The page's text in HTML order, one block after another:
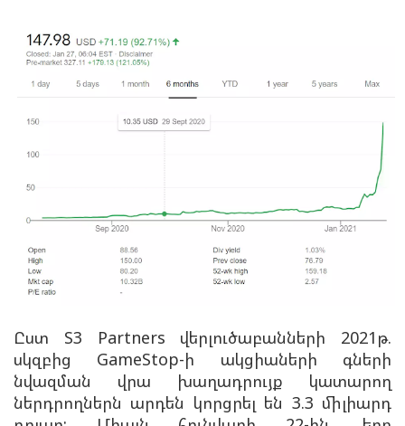
Ըստ S3 Partners վերլուծաբանների 2021թ.
սկզբից GameStop-ի ակցիաների գների
նվազման վրա խաղադրույք կատարող
ներդրողներն արդեն կորցրել են 3.3 միլիարդ